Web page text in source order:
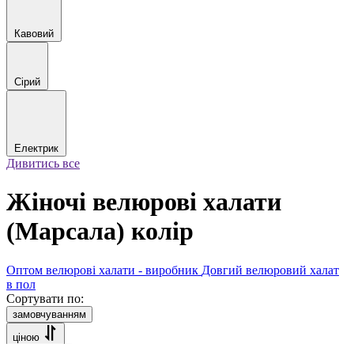
Кавовий
Сірий
Електрик
Дивитись все
Жіночі велюрові халати
(Марсала) колір
Оптом велюрові халати - виробник Довгий велюровий халат
в пол
Сортувати по:
замовчуванням
ціною